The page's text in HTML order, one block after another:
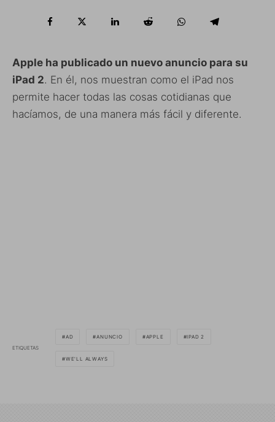
Apple ha publicado un nuevo anuncio para su
iPad 2. En él, nos muestran como el iPad nos
permite hacer todas las cosas cotidianas que
hacíamos, de una manera más fácil y diferente.
ETIQUETAS
AD ANUNCIO APPLE IPAD 2
WE'LL ALWAYS